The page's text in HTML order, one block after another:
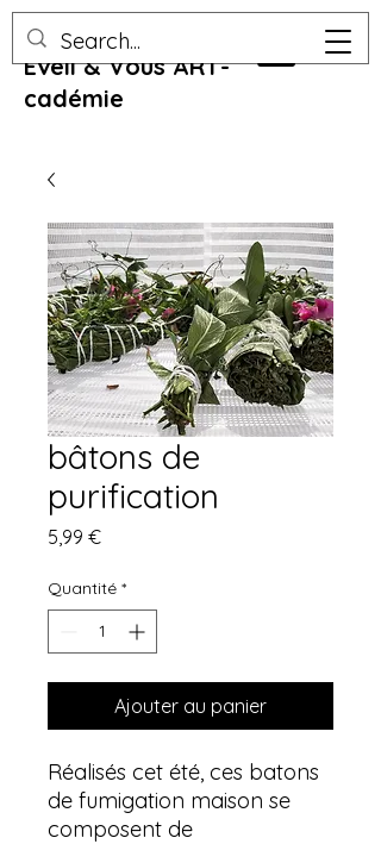
Eveil & Vous ART-
cadémie
bâtons de
purification
5,99 €Prix
Quantité *
Ajouter au panier
Réalisés cet été, ces batons
de fumigation maison se
composent de